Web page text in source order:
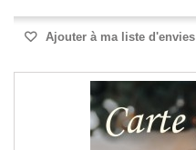
Ajouter à ma liste d'envies